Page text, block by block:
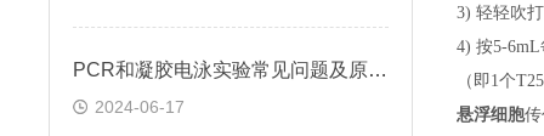
PCR和凝胶电泳实验常见问题及原因分析
2024-06-17
3) 轻轻吹
4) 按5-
（即1个
悬浮细胞